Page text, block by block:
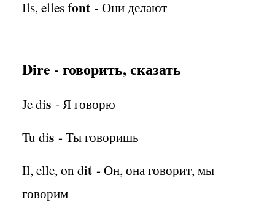
Ils, elles font - Они делают
Dire - говорить, сказать
Je dis - Я говорю
Tu dis - Ты говоришь
Il, elle, on dit - Он, она говорит, мы
говорим